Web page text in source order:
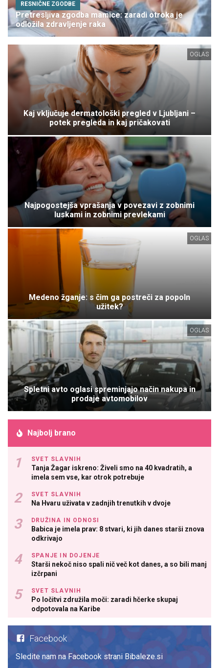
RESNIČNE ZGODBE
Pretresljiva zgodba mamice: zaradi otroka je
odložila zdravljenje raka
OGLAS
Kaj vključuje dermatološki pregled v Ljubljani –
potek pregleda in kaj pričakovati
Najpogostejša vprašanja v povezavi z zobnimi
luskami in zobnimi prevlekami
OGLAS
Medeno žganje: s čim ga postreči za popoln
užitek?
OGLAS
Spletni avto oglasi spreminjajo način nakupa in
prodaje avtomobilov
Najbolj brano
SVET SLAVNIH
Tanja Žagar iskreno: Živeli smo na 40 kvadratih, a
imela sem vse, kar otrok potrebuje
SVET SLAVNIH
Na Hvaru uživata v zadnjih trenutkih v dvoje
DRUŽINA IN ODNOSI
Babica je imela prav: 8 stvari, ki jih danes starši znova
odkrivajo
SPANJE IN DOJENJE
Starši nekoč niso spali nič več kot danes, a so bili manj
izčrpani
SVET SLAVNIH
Po ločitvi združila moči: zaradi hčerke skupaj
odpotovala na Karibe
Facebook
Sledite nam na Facebook strani Bibaleze.si